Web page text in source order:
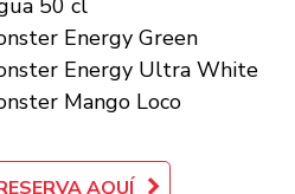
50 cl
Energy Green
Energy Ultra White
Mango Loco
AQUÍ